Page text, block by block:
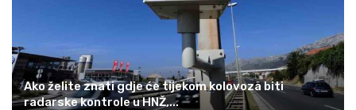
Ako želite znati gdje će tijekom kolovoza biti
radarske kontrole u HNŽ,...